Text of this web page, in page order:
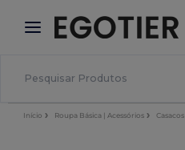
× App Egotier
Melhores preços na app!
Início Roupa Básica | Acessórios Casacos